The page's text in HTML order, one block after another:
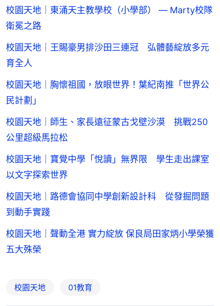
校園天地｜東涌天主教學校（小學部） — Marty校隊
衛冕之路
校園天地｜王賜豪男排沙田三連冠 弘體藝綻放多元
育全人
校園天地｜胸懷祖國，放眼世界！葉紀南推「世界公
民計劃」
校園天地｜師生、家長遠征蒙古戈壁沙漠 挑戰250
公里超級馬拉松
校園天地｜寶覺中學「悅讀」無界限 學生走出課室
以文字探索世界
校園天地｜路德會協同中學創新設計科 從發掘問題
到動手實踐
校園天地｜聲動全港 實力綻放 保良局田家炳小學榮獲
五大殊榮
校園天地 01教育